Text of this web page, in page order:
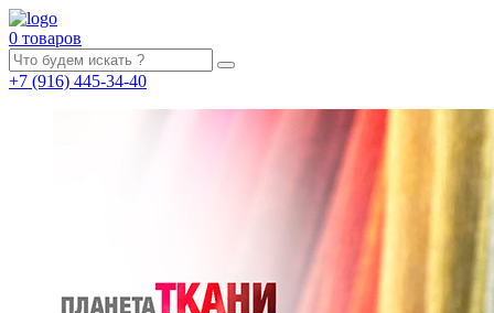
0 товаров
+7 (916) 445-34-40